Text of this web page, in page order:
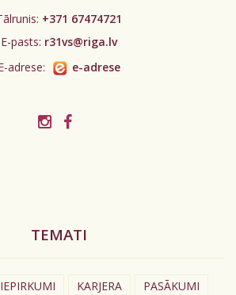
+371 67474721
E-pasts: r31vs@riga.lv
adrese:
e-adrese
TEMATI
IEPIRKUMI KARJERA PASĀKUMI